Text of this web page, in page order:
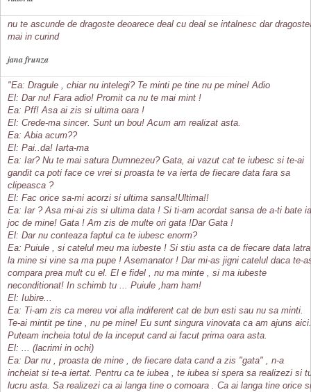
nu te ascunde de dragoste deoarece deal cu deal se intalnesc dar
mai in curind
jana frunza
"Ea: Dragule , chiar nu intelegi? Te minti pe tine nu pe mine! Adio
El: Dar nu! Fara adio! Promit ca nu te mai mint !
Ea: Pff! Asa ai zis si ultima oara !
El: Crede-ma sincer. Sunt un bou! Acum am realizat asta.
Ea: Abia acum??
El: Pai..da! Iarta-ma
Ea: Iar? Nu te mai satura Dumnezeu? Gata, ai vazut cat te iubesc si te-ai
gandit ca poti face ce vrei si proasta te va ierta de fiecare data fara sa
clipeasca ?
El: Fac orice sa-mi acorzi si ultima sansa!Ultima!!
Ea: Iar ? Asa mi-ai zis si ultima data ! Si ti-am acordat sansa de a-ti bate
joc de mine! Gata ! Am zis de multe ori gata !Dar Gata !
El: Dar nu conteaza faptul ca te iubesc enorm?
Ea: Puiule , si catelul meu ma iubeste ! Si stiu asta ca de fiecare data latra
la mine si vine sa ma pupe ! Asemanator ! Dar mi-as jigni catelul daca te-
compara prea mult cu el. El e fidel , nu ma minte , si ma iubeste
neconditionat! In schimb tu ... Puiule ,ham ham!
El: Iubire...
Ea: Ti-am zis ca mereu voi afla indiferent cat de bun esti sau nu sa minti.
Te-ai mintit pe tine , nu pe mine! Eu sunt singura vinovata ca am ajuns aici.
Puteam incheia totul de la inceput cand ai facut prima oara asta.
El: ... (lacrimi in ochi)
Ea: Dar nu , proasta de mine , de fiecare data cand a zis "gata" , n-a
incheiat si te-a iertat. Pentru ca te iubea , te iubea si spera sa realizezi si
lucru asta. Sa realizezi ca ai langa tine o comoara . Ca ai langa tine orice